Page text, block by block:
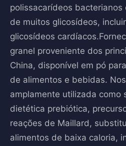
polissacarídeos bacterianos
de muitos glicosídeos,
glicosídeos
granel proveniente dos
China, disponível em pó
de alimentos e bebidas.
amplamente utilizada como
dietética prebiótica,
reações de Maillard,
alimentos de baixa caloria,